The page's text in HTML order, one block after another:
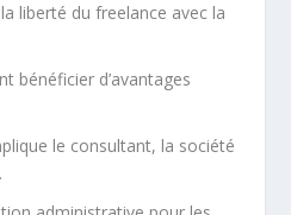
liberté du freelance avec la
bénéficier d’avantages
le consultant, la société